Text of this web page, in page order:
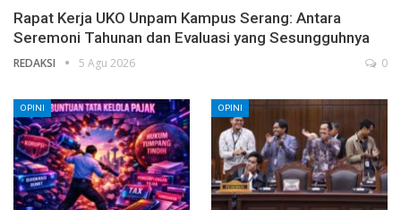
Rapat Kerja UKO Unpam Kampus Serang: Antara
Seremoni Tahunan dan Evaluasi yang Sesungguhnya
REDAKSI 5 Agu 2026 0
OPINI OPINI